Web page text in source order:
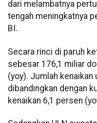
dari melambatnya
tengah meningkatnya
BI.
Secara rinci di paruh
sebesar 176,1 miliar
(yoy). Jumlah
dibandingkan dengan
kenaikan 6,1 persen